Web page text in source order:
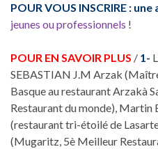
POUR VOUS INSCRIRE : une
jeunes ou professionnels !
POUR EN SAVOIR PLUS / 1-
SEBASTIAN J.M Arzak
Basque au restaurant Arzakà
Restaurant du monde), Martin
(restaurant tri-étoilé de
(Mugaritz, 5è Meilleur